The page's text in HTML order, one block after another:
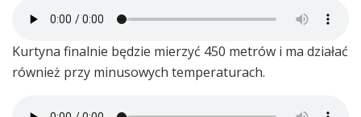
Kurtyna finalnie będzie mierzyć 450 metrów i ma działać
również przy minusowych temperaturach.